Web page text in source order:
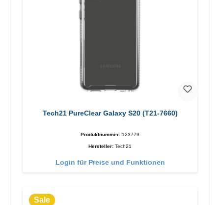
Tech21 PureClear Galaxy S20 (T21-7660)
Produktnummer: 123779
Hersteller: Tech21
Login für Preise und Funktionen
Sale